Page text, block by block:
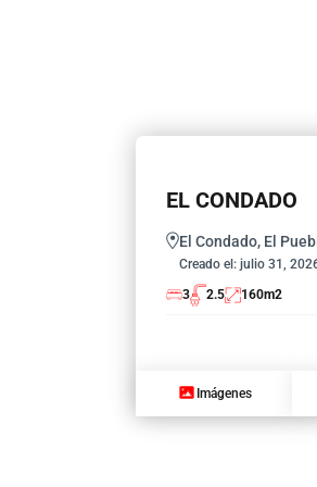
EL CONDADO
El Condado, El
Creado el: julio 31,
3
2.5 160m2
Imágenes